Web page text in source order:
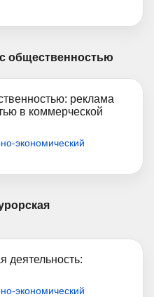
общественностью
реклама
в коммерческой
экономический
деятельность:
экономический